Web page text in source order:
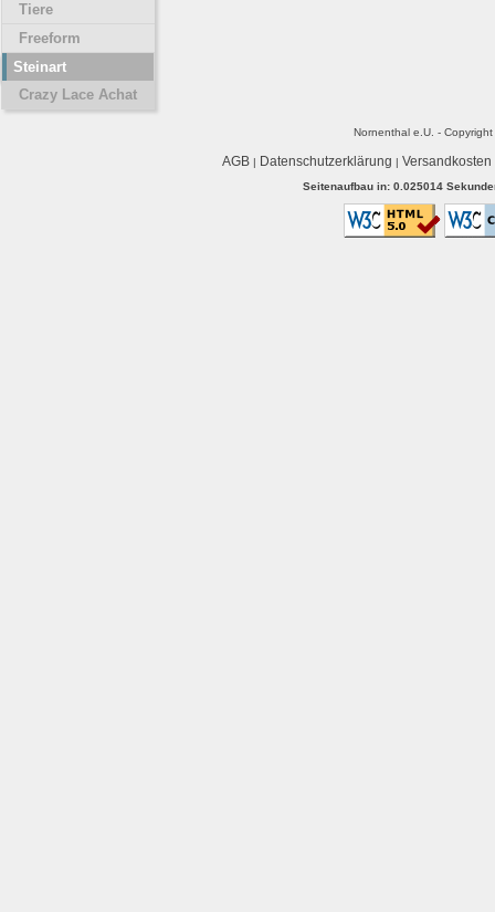
Tiere
Freeform
Steinart
Crazy Lace Achat
Nornenthal e.U. -
AGB| Datenschutzerklärung | Versandkosten
Seitenaufbau in: 0.025014